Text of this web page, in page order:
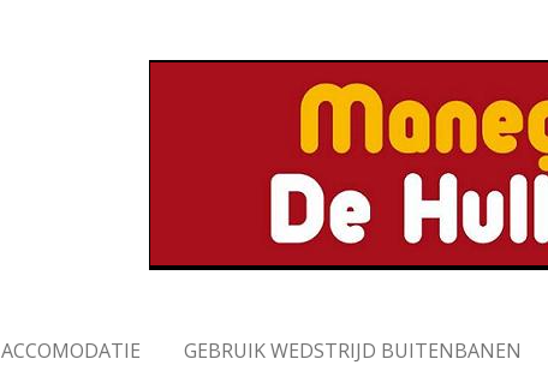
ACCOMODATIE GEBRUIK WEDSTRIJD BUITENBANEN